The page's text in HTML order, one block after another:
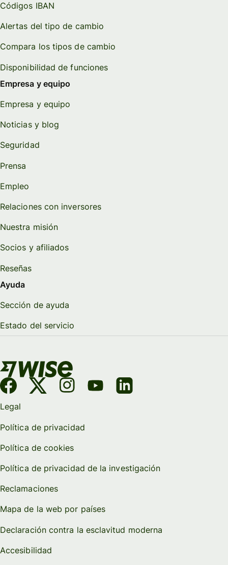
Códigos IBAN
Alertas del tipo de cambio
Compara los tipos de cambio
Disponibilidad de funciones
Empresa y equipo
Empresa y equipo
Noticias y blog
Seguridad
Prensa
Empleo
Relaciones con inversores
Nuestra misión
Socios y afiliados
Reseñas
Ayuda
Sección de ayuda
Estado del servicio
Legal
Política de privacidad
Política de cookies
Política de privacidad de la investigación
Reclamaciones
Mapa de la web por países
Declaración contra la esclavitud moderna
Accesibilidad